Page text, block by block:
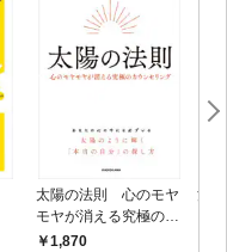
太陽の法則 心のモヤ
モヤが消える究極のカ
ウンセリング
1,870
満